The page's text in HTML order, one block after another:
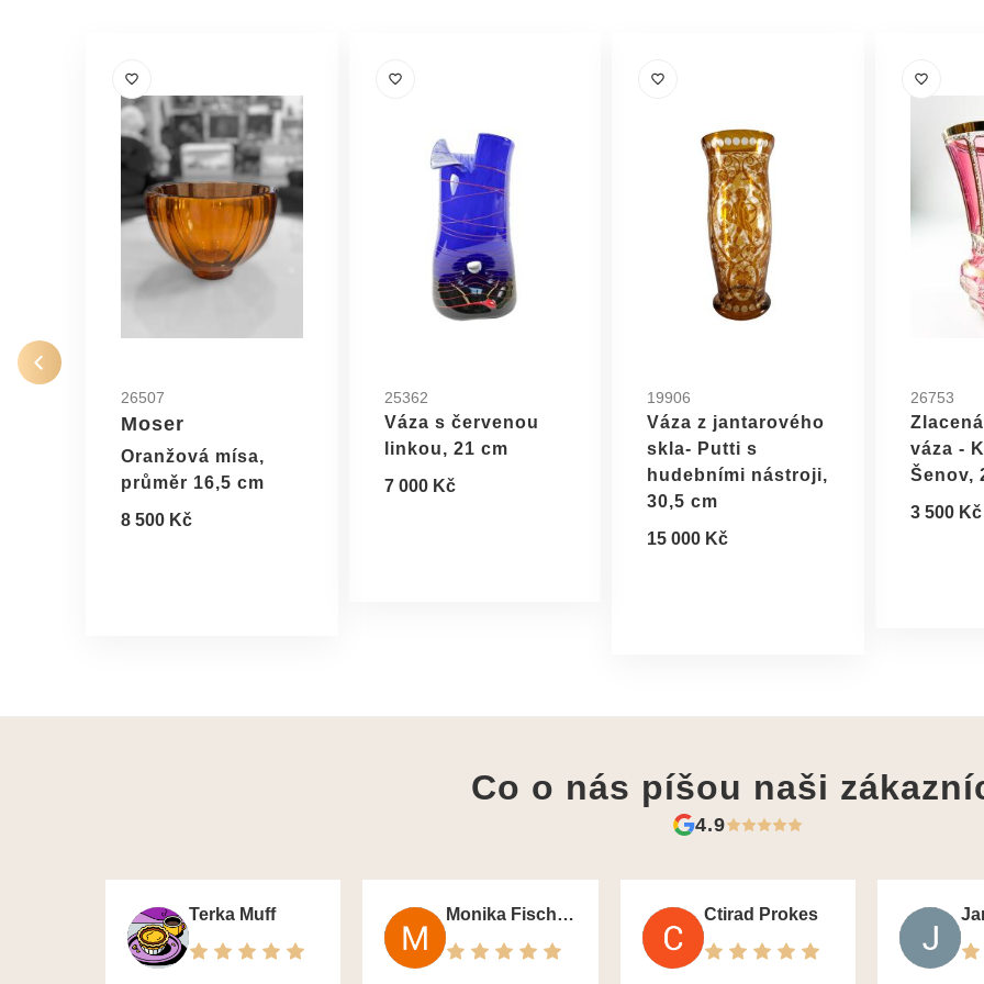
26507
Moser
Oranžová mísa,
průměr 16,5 cm
8 500 Kč
25362
Váza s červenou
linkou, 21 cm
7 000 Kč
19906
Váza z jantarového
skla- Putti s
hudebními nástroji,
30,5 cm
15 000 Kč
26753
váza -
Šenov,
3 500 Kč
Co o nás píšou naši
4.9
Terka Muff Monika Fischerova Ctirad Prokes